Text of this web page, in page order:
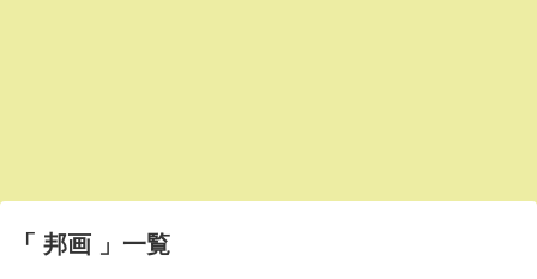
「 邦画 」一覧